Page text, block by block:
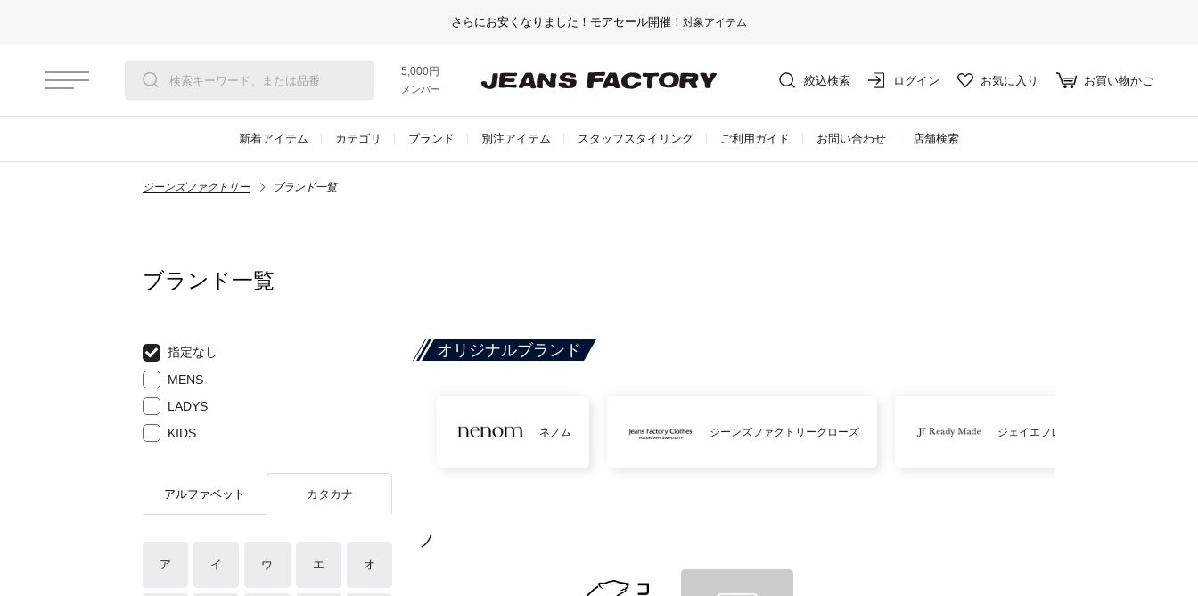
さらにお安くなりました！モアセール開催！ 対象アイテム
5,000円以上お買い上げで送料無料！
メンバー登録でお得な情報をゲット。さらに詳しく
絞込検索 ログイン お気に入り お買い物かご
新着アイテム カテゴリ ブランド 別注アイテム スタッフスタイリング ご利用ガイド お問い合わせ 店舗検索
ジーンズファクトリー ブランド一覧
ブランド一覧
指定なし
MENS
LADYS
KIDS
アルファベット カタカナ
ア イ ウ エ オ
オリジナルブランド
ネノム ジーンズファクトリークローズ ジェイエフレディメイド
ノ